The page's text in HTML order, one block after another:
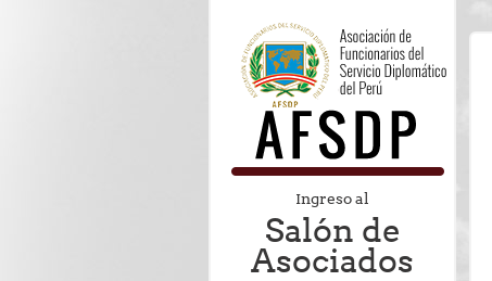
Ingreso al
Salón de
Asociados